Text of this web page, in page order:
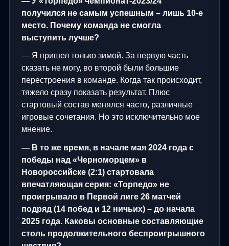
получился не самым успешным – лишь 10-е
место. Почему команда не смогла
выступить лучше?
— Я пришел только зимой. За первую часть
сказать не могу, во второй были большие
перестроения в команде. Когда так происходит,
тяжело сразу показать результат. Плюс
стартовый состав менялся часто, различные
игровые сочетания. Но это исключительно мое
мнение.
— В то же время, в начале мая 2024 года с
победы над «Черноморцем» в
Новороссийске (2:1) стартовала
впечатляющая серия: «Торпедо» не
проигрывало в Первой лиге 26 матчей
подряд (14 побед и 12 ничьих) – до начала
2025 года. Каковы основные составляющие
столь продолжительного беспроигрышного